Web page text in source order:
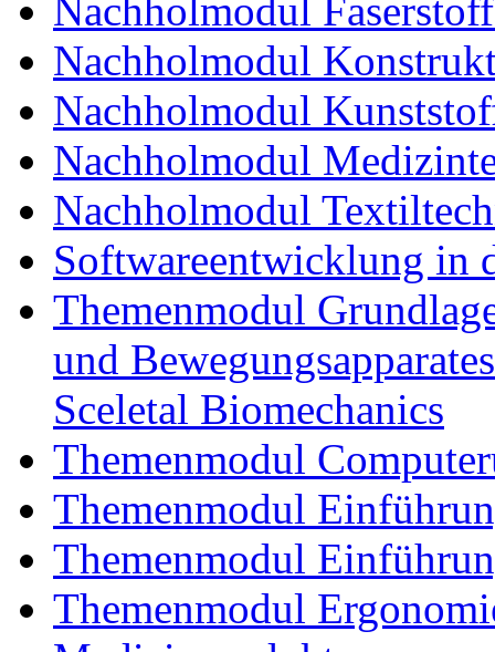
Nachholmodul
Nachholmodul
Nachholmodul
Nachholmodul
Nachholmodul
Softwareentwicklung in
Themenmodul
und
Sceletal Biomechanics
Themenmodul
Themenmodul
Themenmodul
Themenmodul